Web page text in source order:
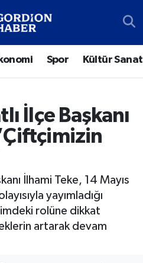
Spor Kültür Sanat
İlçe Başkanı
İlhami Teke, 14 Mayıs
yayımladığı
rolüne dikkat
artarak devam
Haritası
ve Fikstür